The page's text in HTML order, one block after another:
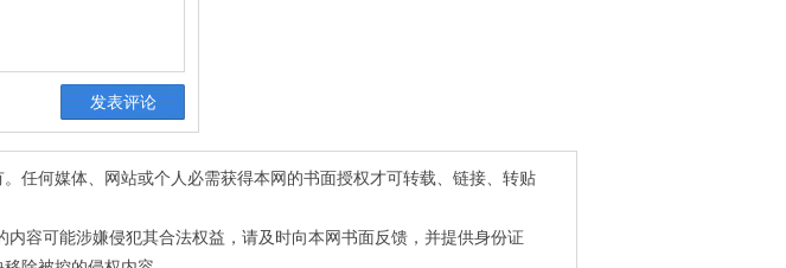
任何媒体、网站或个人必需获得本网的书面授权才可转载、链接、转贴
容可能涉嫌侵犯其合法权益，请及时向本网书面反馈，并提供身份证